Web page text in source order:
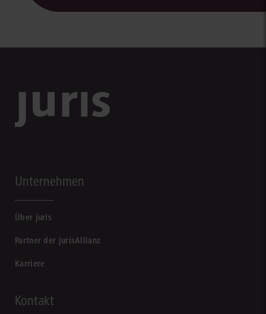
Unternehmen
Über juris
Partner der jurisAllianz
Karriere
Kontakt